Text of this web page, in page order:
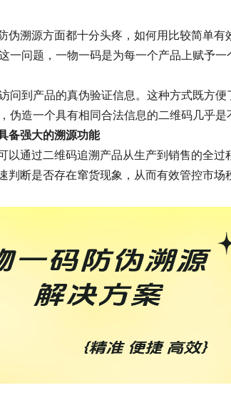
伪溯源方面都十分头疼，如何用比较简单
一问题，一物一码是为每一个产品上赋予
问到产品的真伪验证信息。这种方式既方
伪造一个具有相同合法信息的二维码几乎是
备强大的溯源功能
以通过二维码追溯产品从生产到销售的全
判断是否存在窜货现象，从而有效管控市场